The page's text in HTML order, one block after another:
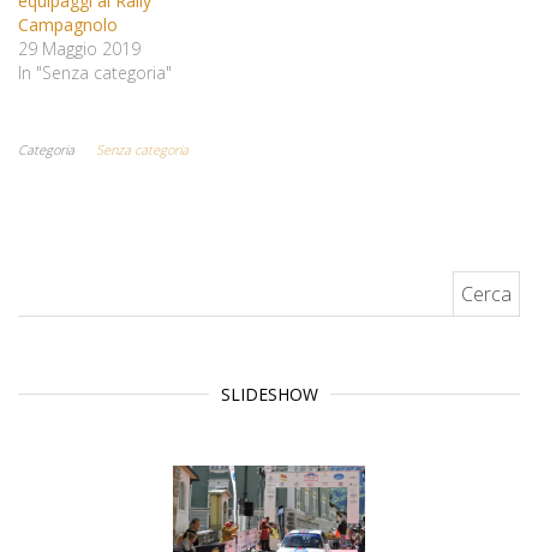
Campagnolo
29 Maggio 2019
In "Senza categoria"
Categoria Senza categoria
SLIDESHOW